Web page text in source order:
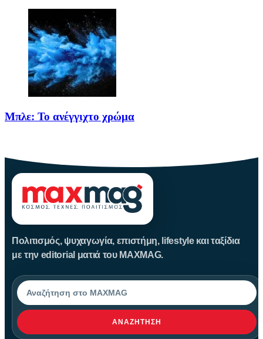
Μπλε: Το ανέγγιχτο χρώμα
Πολιτισμός, ψυχαγωγία, επιστήμη, lifestyle και ταξίδια
με την editorial ματιά του MAXMAG.
Αναζήτηση
ΑΝΑΖΉΤΗΣΗ